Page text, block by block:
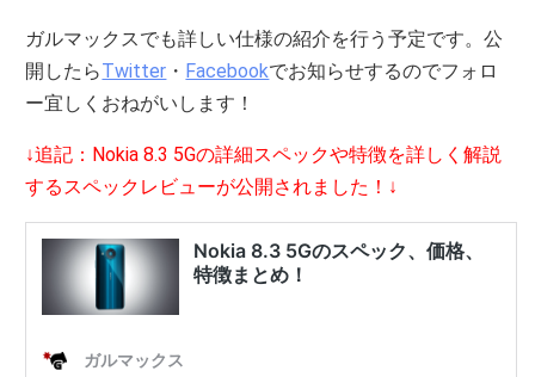
ガルマックスでも詳しい仕様の紹介を行う予定です。公
開したらTwitter ・ Facebookでお知らせするのでフォロ
ー宜しくおねがいします！
↓追記：Nokia 8.3 5Gの詳細スペックや特徴を詳しく解説
するスペックレビューが公開されました！↓